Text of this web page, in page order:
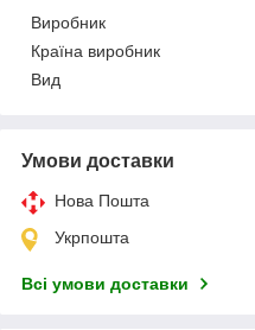
Виробник
Країна виробник
Вид
Умови доставки
Нова Пошта
Укрпошта
Всі умови доставки